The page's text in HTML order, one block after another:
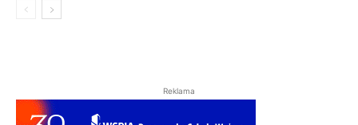
Reklama